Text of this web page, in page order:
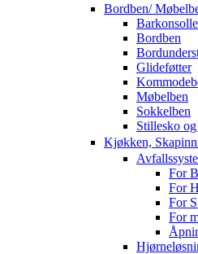
Bordben/
Bordben
Glideføtter
Møbelben
Sokkelben
Stillesko
Kjøkken,
For
For
For
For